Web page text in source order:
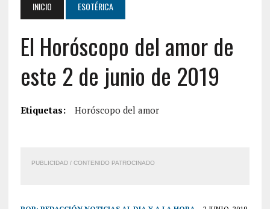
INICIO ESOTÉRICA
El Horóscopo del amor de
este 2 de junio de 2019
Etiquetas: Horóscopo del amor
PUBLICIDAD / CONTENIDO PATROCINADO